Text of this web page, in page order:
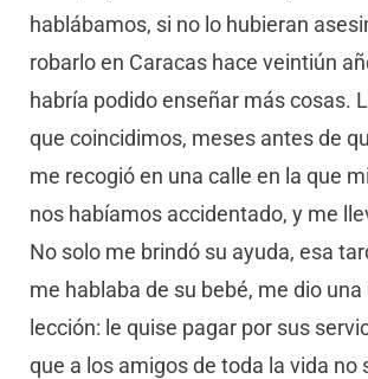
hablábamos, si no lo hubieran
robarlo en Caracas hace veintiún
habría podido enseñar más cosas.
que coincidimos, meses antes de
me recogió en una calle en la que
nos habíamos accidentado, y me
No solo me brindó su ayuda, esa
me hablaba de su bebé, me dio
lección: le quise pagar por sus
que a los amigos de toda la vida no